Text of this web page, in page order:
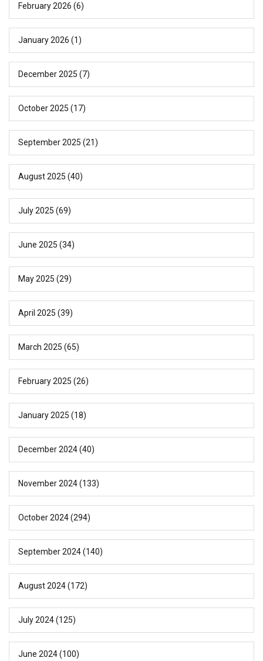
February 2026 (6)
January 2026 (1)
December 2025 (7)
October 2025 (17)
September 2025 (21)
August 2025 (40)
July 2025 (69)
June 2025 (34)
May 2025 (29)
April 2025 (39)
March 2025 (65)
February 2025 (26)
January 2025 (18)
December 2024(40)
November 2024(133)
October 2024(294)
September 2024(140)
August 2024(172)
July 2024(125)
June 2024(100)